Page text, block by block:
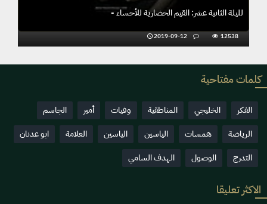
لليلة الثانية عشر: القيم الحضارية للأحساء -
12538
الأحسائي
كلمات مفتاحية
الفكر الخليجي المناطقية وفيات أمير
الجاسم
الرياضة
همسات الياسين الياسين العلامة
ابو عدنان
التدرج
الوصول الهدف السامي
الاكثر تعليقا